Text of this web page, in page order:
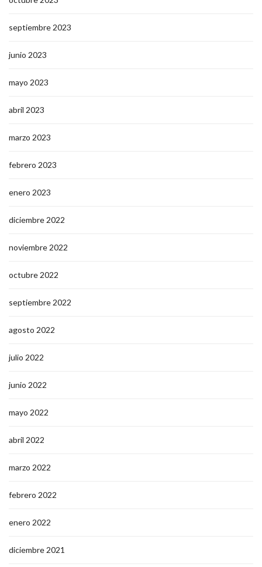
septiembre 2023
junio 2023
mayo 2023
abril 2023
marzo 2023
febrero 2023
enero 2023
diciembre 2022
noviembre 2022
octubre 2022
septiembre 2022
agosto 2022
julio 2022
junio 2022
mayo 2022
abril 2022
marzo 2022
febrero 2022
enero 2022
diciembre 2021